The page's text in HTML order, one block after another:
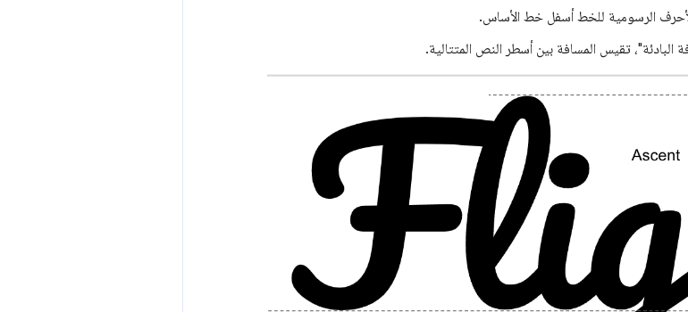
الرسومية للخط أسفل خط الأساس.
البادئة"، تقيس المسافة بين أسطر النص المتتالية.